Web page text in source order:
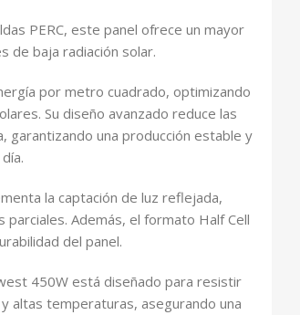
PERC, este panel ofrece un mayor
de baja radiación solar.
por metro cuadrado, optimizando
Su diseño avanzado reduce las
garantizando una producción estable y
la captación de luz reflejada,
Además, el formato Half Cell
del panel.
450W está diseñado para resistir
altas temperaturas, asegurando una